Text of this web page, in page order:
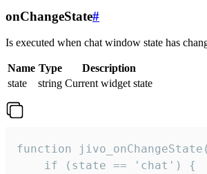
onChangeState#
Is executed when chat window state has
Name Type
Description
state
string Current widget state
function
    if (state == 'chat') {